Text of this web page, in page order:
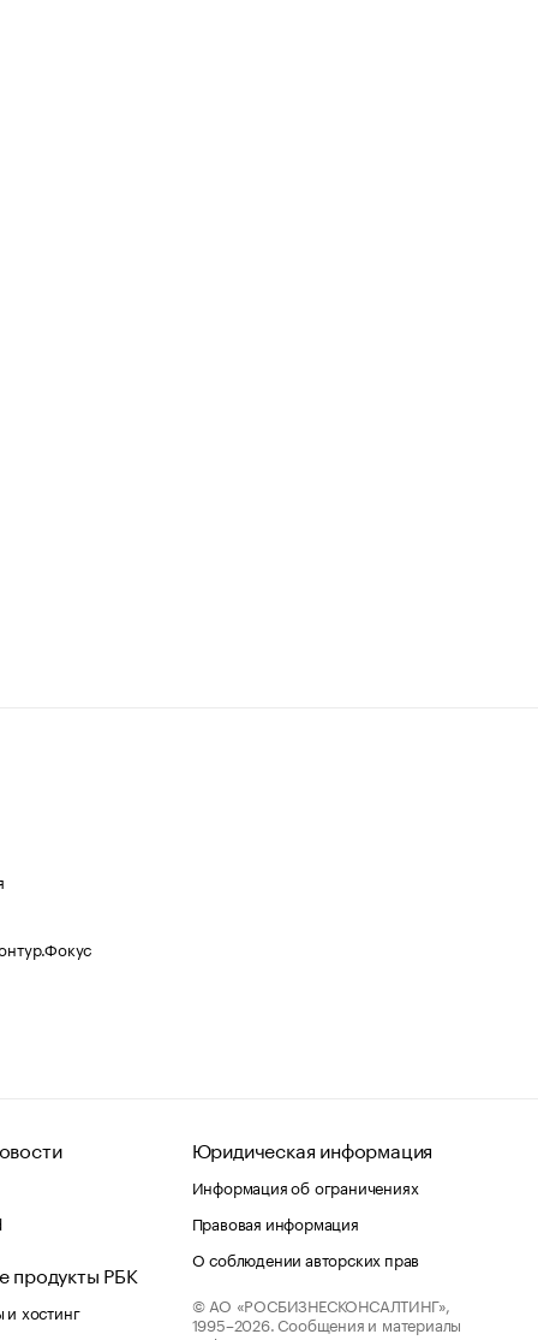
продукты РБК
хостинг
Юридическая информация
Информация об ограничениях
Правовая информация
О соблюдении авторских прав
© АО «РОСБИЗНЕСКОНСАЛТИНГ»,
1995–2026. Сообщения и материалы